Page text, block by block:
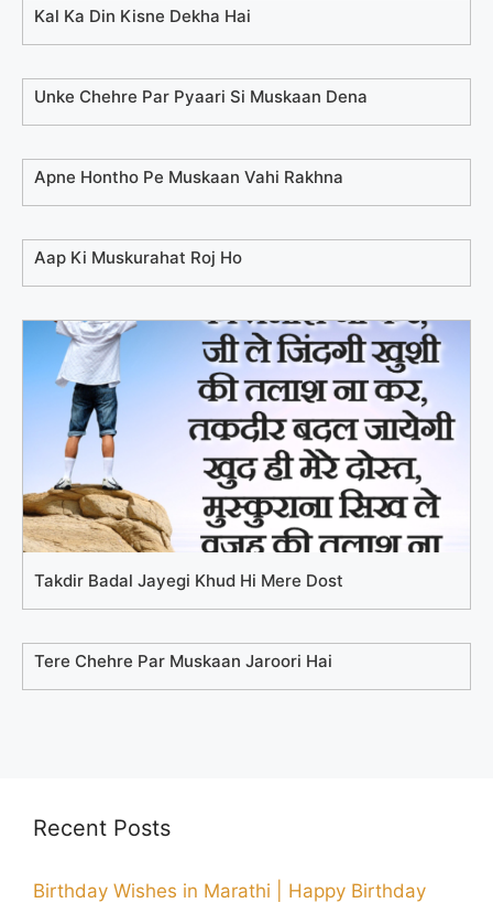
Kal Ka Din Kisne Dekha Hai
Unke Chehre Par Pyaari Si Muskaan Dena
Apne Hontho Pe Muskaan Vahi Rakhna
Aap Ki Muskurahat Roj Ho
Takdir Badal Jayegi Khud Hi Mere Dost
Tere Chehre Par Muskaan Jaroori Hai
Recent Posts
Birthday Wishes in Marathi | Happy Birthday